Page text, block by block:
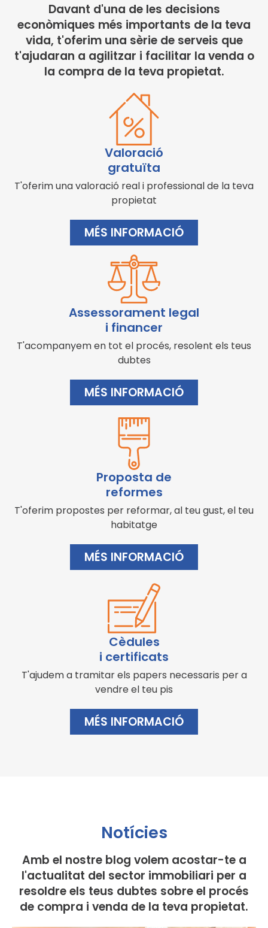
Davant d'una de les decisions
econòmiques més importants de la teva
vida, t'oferim una sèrie de serveis que
t'ajudaran a agilitzar i facilitar la venda o
la compra de la teva propietat.​
Valoració
gratuïta
T'oferim una valoració real i professional de la teva
propietat
MÉS INFORMACIÓ
Assessorament legal
i financer
T'acompanyem en tot el procés, resolent els teus
dubtes
MÉS INFORMACIÓ
Proposta de
reformes
T'oferim propostes per reformar, al teu gust, el teu
habitatge
MÉS INFORMACIÓ
Cèdules
i certificats
T'ajudem a tramitar els papers necessaris per a
vendre el teu pis
MÉS INFORMACIÓ
Notícies
Amb el nostre blog volem acostar-te a
l'actualitat del sector immobiliari per a
resoldre els teus dubtes sobre el procés
de compra i venda de la teva propietat.​